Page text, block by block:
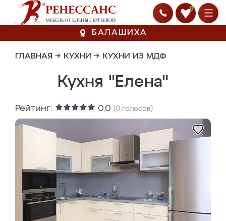
0
БАЛАШИХА
ГЛАВНАЯ → КУХНИ → КУХНИ ИЗ МДФ
Кухня "Елена"
Рейтинг: 0.0 (0 голосов)